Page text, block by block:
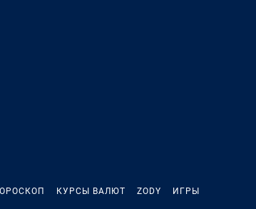
КУРСЫ ВАЛЮТ ZODY ИГРЫ